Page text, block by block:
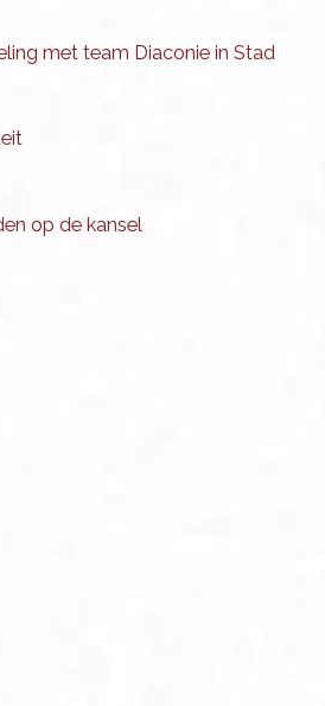
met team Diaconie in Stad
op de kansel